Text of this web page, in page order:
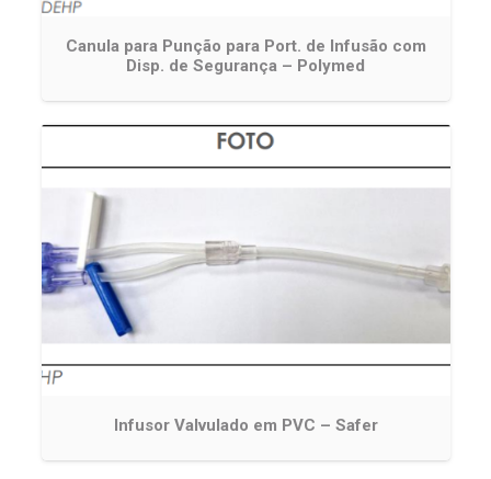
Canula para Punção para Port. de Infusão com
Disp. de Segurança – Polymed
Infusor Valvulado em PVC – Safer